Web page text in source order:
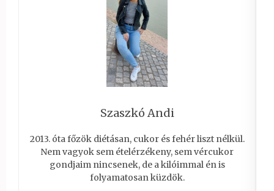
Szaszkó Andi
2013. óta főzök diétásan, cukor és fehér liszt nélkül.
Nem vagyok sem ételérzékeny, sem vércukor
gondjaim nincsenek, de a kilóimmal én is
folyamatosan küzdök.